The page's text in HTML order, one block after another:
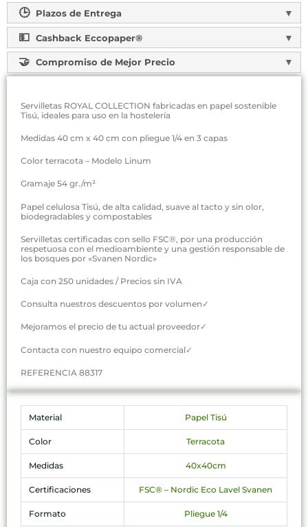
Plazos de Entrega
Cashback Eccopaper®
Compromiso de Mejor Precio
Servilletas ROYAL COLLECTION fabricadas en papel sostenible
Tisú, ideales para uso en la hostelería
Medidas 40 cm x 40 cm con pliegue 1/4 en 3 capas
Color terracota – Modelo Linum
Gramaje 54 gr./m²
Papel celulosa Tisú, de alta calidad, suave al tacto y sin olor,
biodegradables y compostables
Servilletas certificadas con sello FSC®, por una producción
respetuosa con el medioambiente y una gestión responsable de
los bosques por «Svanen Nordic»
Caja con 250 unidades / Precios sin IVA
Consulta nuestros descuentos por volumen✓
Mejoramos el precio de tu actual proveedor✓
Contacta con nuestro equipo comercial✓
REFERENCIA 88317
Material Papel Tisú
Color Terracota
Medidas 40x40cm
Certificaciones FSC® – Nordic Eco Lavel Svanen
Formato Pliegue 1/4